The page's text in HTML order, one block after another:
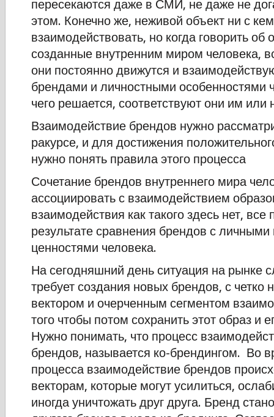
пересекаются даже в СМИ, не даже не
этом. Конечно же, неживой объект ни с
взаимодействовать, но когда говорить об
созданные внутренним миром человека,
они постоянно движутся и
брендами и личностными особенностями
чего решается, соответствуют они им или
Взаимодействие брендов нужно
ракурсе, и для достижения
нужно понять правила этого процесса
Сочетание брендов внутреннего мира
ассоциировать с взаимодействием
взаимодействия как такого здесь нет, все
результате сравнения брендов с личными
ценностями человека.
На сегодняшний день ситуация на рынке
требует создания новых брендов, с четко
вектором и очерченным сегментом
того чтобы потом сохранить этот образ и
Нужно понимать, что процесс
брендов, называется ко-брендингом. Во
процесса взаимодействие брендов
векторам, которые могут усилиться,
иногда уничтожать друг друга. Бренд